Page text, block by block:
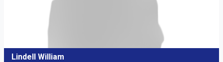
Lindell William